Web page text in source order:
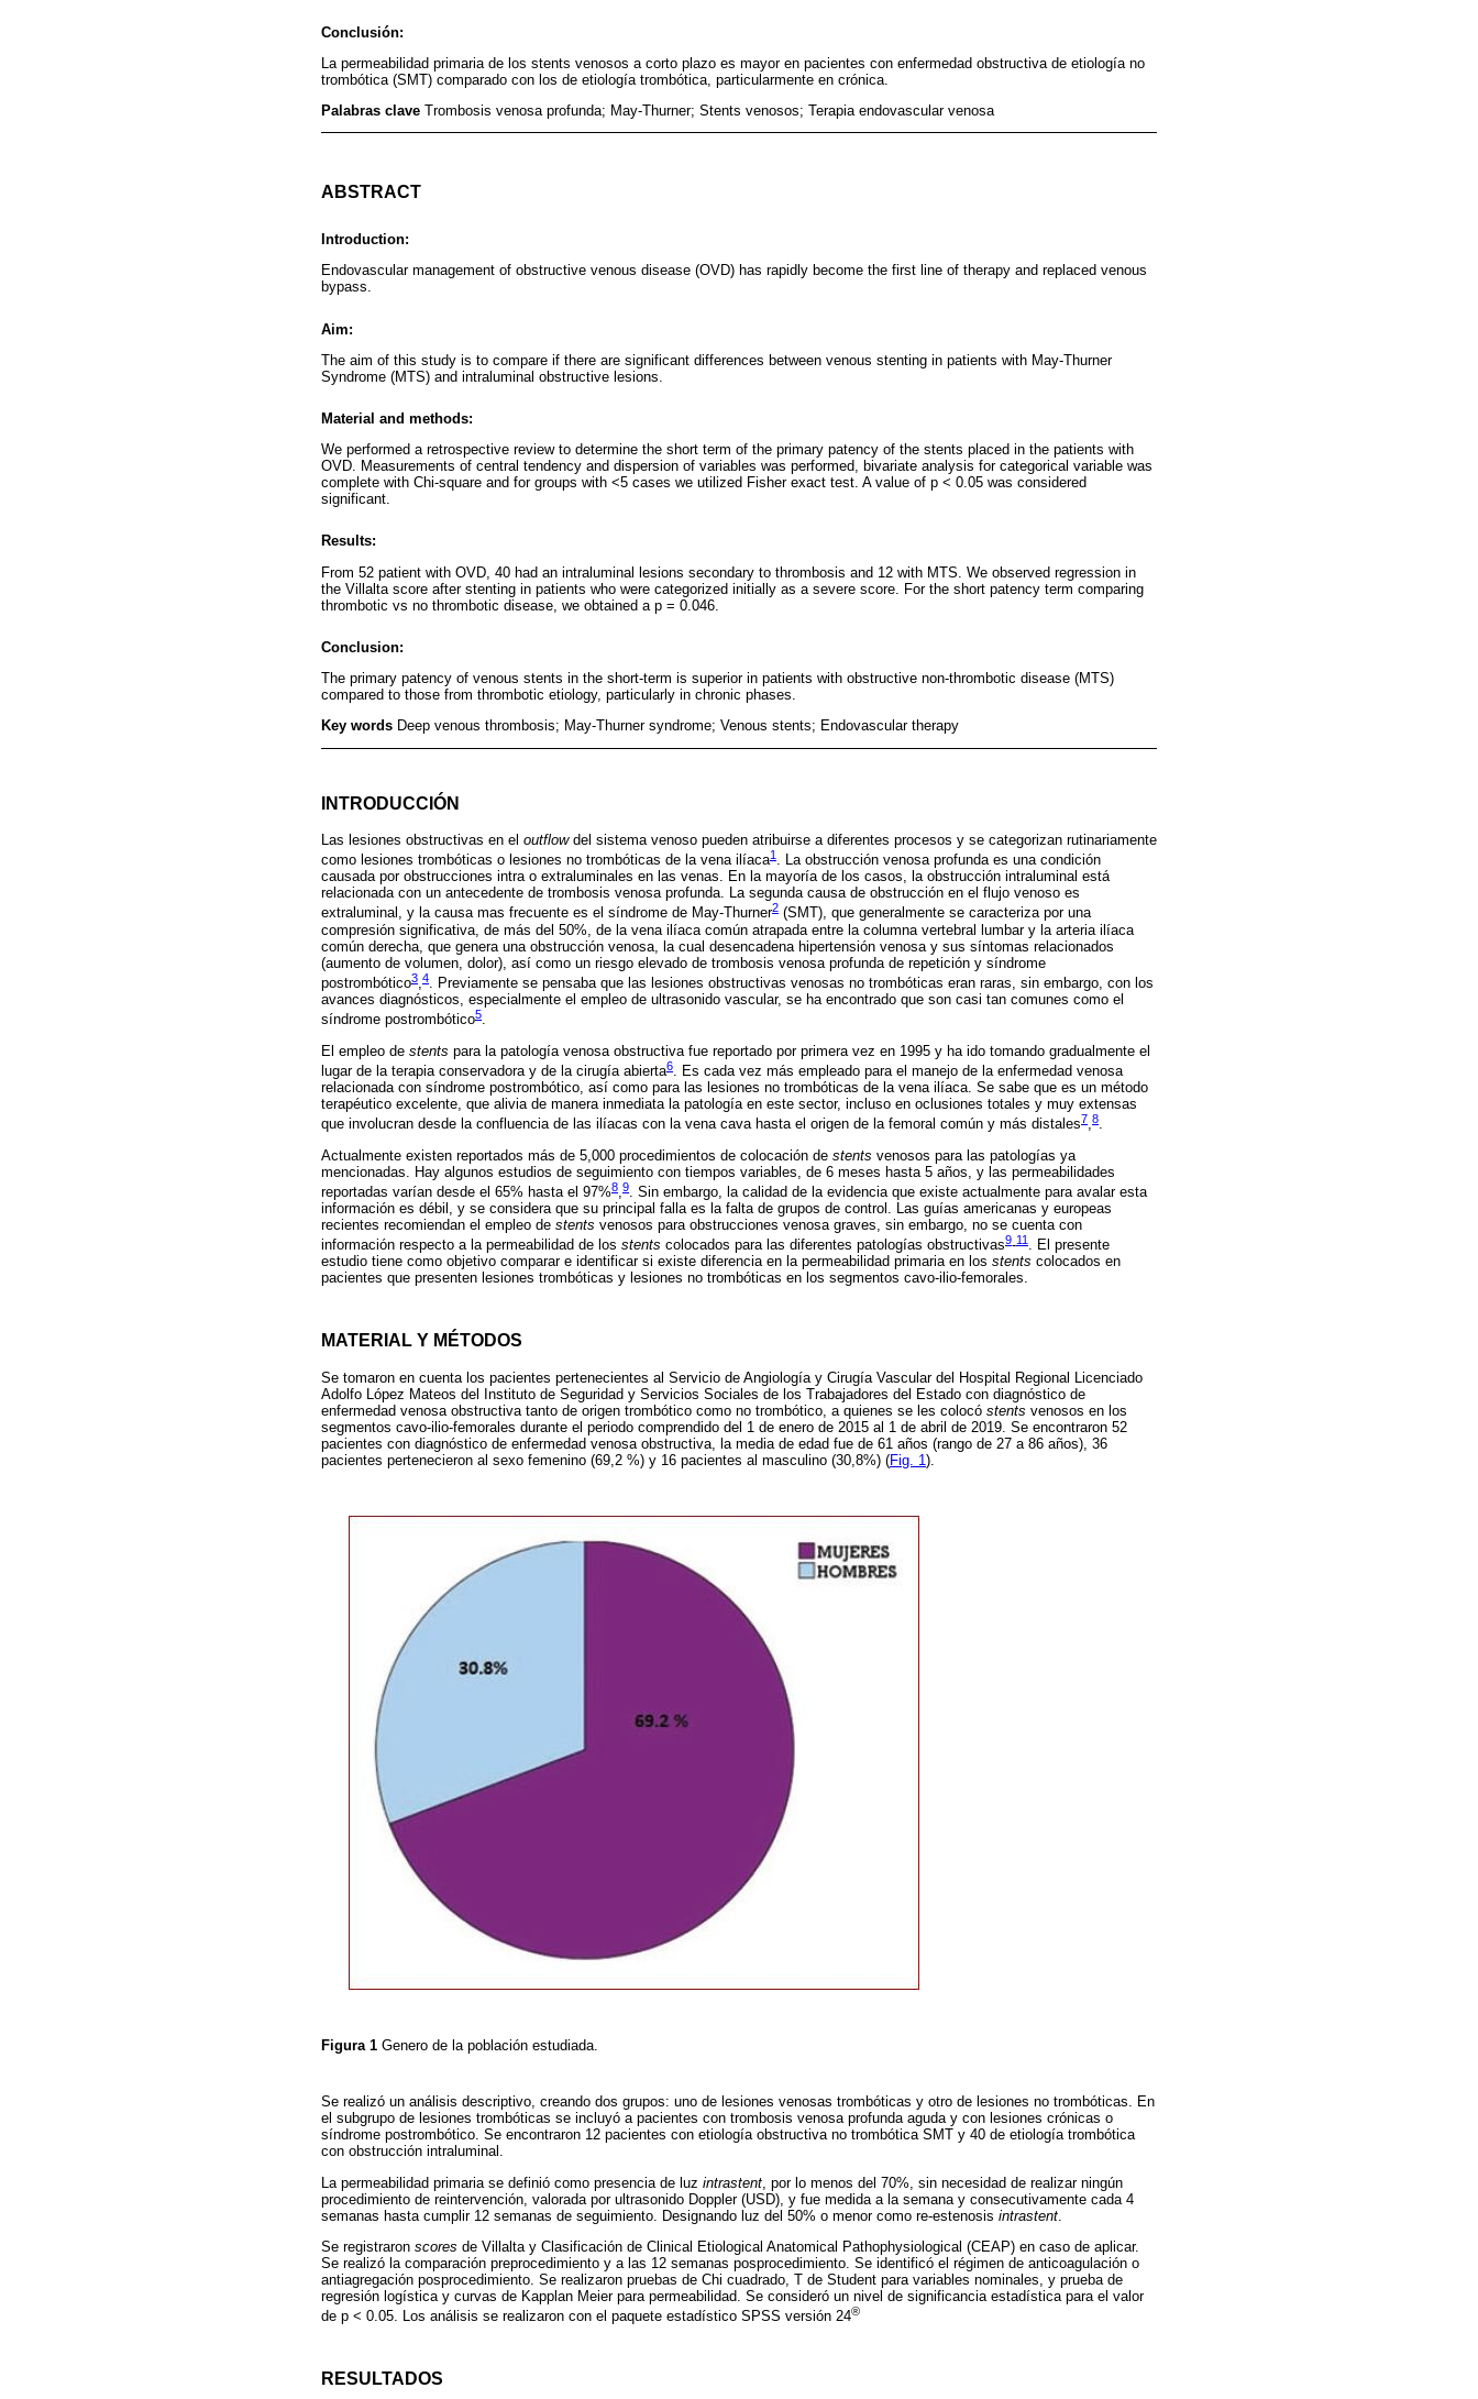
Conclusión:
La permeabilidad primaria de los stents venosos a corto plazo es mayor en pacientes con enfermedad obstructiva de etiología no
trombótica (SMT) comparado con los de etiología trombótica, particularmente en crónica.
Palabras clave Trombosis venosa profunda; May-Thurner; Stents venosos; Terapia endovascular venosa
ABSTRACT
Introduction:
Endovascular management of obstructive venous disease (OVD) has rapidly become the first line of therapy and replaced venous
bypass.
Aim:
The aim of this study is to compare if there are significant differences between venous stenting in patients with May-Thurner
Syndrome (MTS) and intraluminal obstructive lesions.
Material and methods:
We performed a retrospective review to determine the short term of the primary patency of the stents placed in the patients with
OVD. Measurements of central tendency and dispersion of variables was performed, bivariate analysis for categorical variable was
complete with Chi-square and for groups with <5 cases we utilized Fisher exact test. A value of p < 0.05 was considered
significant.
Results:
From 52 patient with OVD, 40 had an intraluminal lesions secondary to thrombosis and 12 with MTS. We observed regression in
the Villalta score after stenting in patients who were categorized initially as a severe score. For the short patency term comparing
thrombotic vs no thrombotic disease, we obtained a p = 0.046.
Conclusion:
The primary patency of venous stents in the short-term is superior in patients with obstructive non-thrombotic disease (MTS)
compared to those from thrombotic etiology, particularly in chronic phases.
Key words Deep venous thrombosis; May-Thurner syndrome; Venous stents; Endovascular therapy
INTRODUCCIÓN
Las lesiones obstructivas en el outflowdel sistema venoso pueden atribuirse a diferentes procesos y se categorizan rutinariamente
como lesiones trombóticas o lesiones no trombóticas de la vena ilíaca1 . La obstrucción venosa profunda es una condición
causada por obstrucciones intra o extraluminales en las venas. En la mayoría de los casos, la obstrucción intraluminal está
relacionada con un antecedente de trombosis venosa profunda. La segunda causa de obstrucción en el flujo venoso es
extraluminal, y la causa mas frecuente es el síndrome de May-Thurner2 (SMT), que generalmente se caracteriza por una
compresión significativa, de más del 50%, de la vena ilíaca común atrapada entre la columna vertebral lumbar y la arteria ilíaca
común derecha, que genera una obstrucción venosa, la cual desencadena hipertensión venosa y sus síntomas relacionados
(aumento de volumen, dolor), así como un riesgo elevado de trombosis venosa profunda de repetición y síndrome
postrombótico3,4. Previamente se pensaba que las lesiones obstructivas venosas no trombóticas eran raras, sin embargo, con los
avances diagnósticos, especialmente el empleo de ultrasonido vascular, se ha encontrado que son casi tan comunes como el
síndrome postrombótico5.
El empleo de stents para la patología venosa obstructiva fue reportado por primera vez en 1995 y ha ido tomando gradualmente el
lugar de la terapia conservadora y de la cirugía abierta6
. Es cada vez más empleado para el manejo de la enfermedad venosa
relacionada con síndrome postrombótico, así como para las lesiones no trombóticas de la vena ilíaca. Se sabe que es un método
terapéutico excelente, que alivia de manera inmediata la patología en este sector, incluso en oclusiones totales y muy extensas
que involucran desde la confluencia de las ilíacas con la vena cava hasta el origen de la femoral común y más distales7,8.
Actualmente existen reportados más de 5,000 procedimientos de colocación de stents venosos para las patologías ya
mencionadas. Hay algunos estudios de seguimiento con tiempos variables, de 6 meses hasta 5 años, y las permeabilidades
reportadas varían desde el 65% hasta el 97%8 9
. Sin embargo, la calidad de la evidencia que existe actualmente para avalar esta
información es débil, y se considera que su principal falla es la falta de grupos de control. Las guías americanas y europeas
recientes recomiendan el empleo de stents venosos para obstrucciones venosa graves, sin embargo, no se cuenta con
información respecto a la permeabilidad de los stents colocados para las diferentes patologías obstructivas9-11 . El presente
estudio tiene como objetivo comparar e identificar si existe diferencia en la permeabilidad primaria en los stents colocados en
pacientes que presenten lesiones trombóticas y lesiones no trombóticas en los segmentos cavo-ilio-femorales.
MATERIAL Y MÉTODOS
Se tomaron en cuenta los pacientes pertenecientes al Servicio de Angiología y Cirugía Vascular del Hospital Regional Licenciado
Adolfo López Mateos del Instituto de Seguridad y Servicios Sociales de los Trabajadores del Estado con diagnóstico de
enfermedad venosa obstructiva tanto de origen trombótico como no trombótico, a quienes se les colocó stents venosos en los
segmentos cavo-ilio-femorales durante el periodo comprendido del 1 de enero de 2015 al 1 de abril de 2019. Se encontraron 52
pacientes con diagnóstico de enfermedad venosa obstructiva, la media de edad fue de 61 años (rango de 27 a 86 años), 36
pacientes pertenecieron al sexo femenino (69,2 %) y 16 pacientes al masculino (30,8%) (Fig. 1).
Figura 1 Genero de la población estudiada.
Se realizó un análisis descriptivo, creando dos grupos: uno de lesiones venosas trombóticas y otro de lesiones no trombóticas. En
el subgrupo de lesiones trombóticas se incluyó a pacientes con trombosis venosa profunda aguda y con lesiones crónicas o
síndrome postrombótico. Se encontraron 12 pacientes con etiología obstructiva no trombótica SMT y 40 de etiología trombótica
con obstrucción intraluminal.
La permeabilidad primaria se definió como presencia de luz intrastent , por lo menos del 70%, sin necesidad de realizar ningún
procedimiento de reintervención, valorada por ultrasonido Doppler (USD), y fue medida a la semana y consecutivamente cada 4
semanas hasta cumplir 12 semanas de seguimiento. Designando luz del 50% o menor como re-estenosis intrastent
Se registraron scores de Villalta y Clasificación de Clinical Etiological Anatomical Pathophysiological (CEAP) en caso de aplicar.
Se realizó la comparación preprocedimiento y a las 12 semanas posprocedimiento. Se identificó el régimen de anticoagulación o
antiagregación posprocedimiento. Se realizaron pruebas de Chi cuadrado, T de Student para variables nominales, y prueba de
regresión logística y curvas de Kapplan Meier para permeabilidad. Se consideró un nivel de significancia estadística para el valor
de p < 0.05. Los análisis se realizaron con el paquete estadístico SPSS versión 24®
RESULTADOS